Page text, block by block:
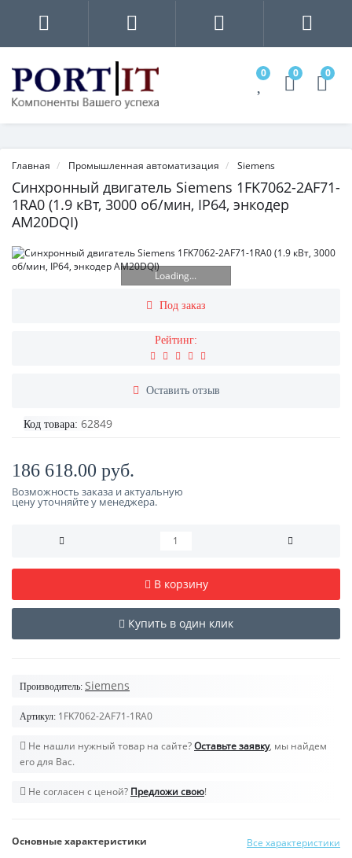
0 0 0
Главная Промышленная автоматизация Siemens
Синхронный двигатель Siemens 1FK7062-2AF71-
1RA0 (1.9 кВт, 3000 об/мин, IP64, энкодер
AM20DQI)
Loading...
Под заказ
Рейтинг:
Оставить отзыв
Код товара: 62849
186 618.00 руб.
Возможность заказа и актуальную
цену уточняйте у менеджера.
В корзину
Купить в один клик
Производитель: Siemens
Артикул: 1FK7062-2AF71-1RA0
Не нашли нужный товар на сайте?Оставьте заявку, мы найдем
его для Вас.
Не согласен с ценой? Предложи свою!
Основные характеристики Все характеристики